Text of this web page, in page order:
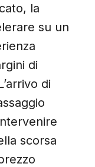
la
su un
di
di
scorsa